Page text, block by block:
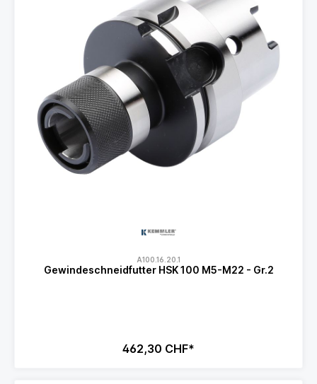
A100.16.20.1
Gewindeschneidfutter HSK 100 M5-M22 - Gr.2
462,30 CHF*